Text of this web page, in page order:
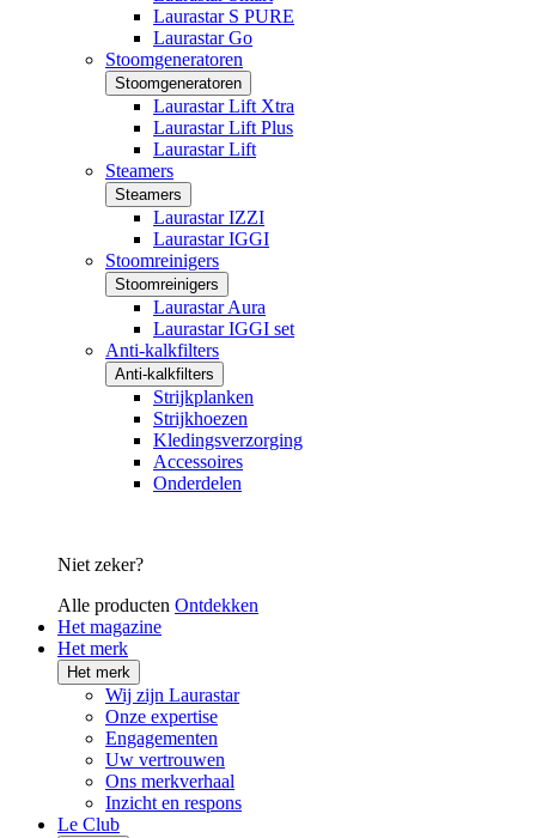
Laurastar S PURE
Laurastar Go
Stoomgeneratoren
Stoomgeneratoren
Laurastar Lift Xtra
Laurastar Lift Plus
Laurastar Lift
Steamers
Steamers
Laurastar IZZI
Laurastar IGGI
Stoomreinigers
Stoomreinigers
Laurastar Aura
Laurastar IGGI set
Anti-kalkfilters
Anti-kalkfilters
Strijkplanken
Strijkhoezen
Kledingsverzorging
Accessoires
Onderdelen
Niet zeker?
Alle producten Ontdekken
Het magazine
Het merk
Het merk
Wij zijn Laurastar
Onze expertise
Engagementen
Uw vertrouwen
Ons merkverhaal
Inzicht en respons
Le Club